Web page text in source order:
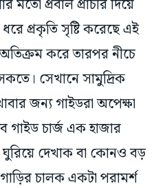
অতিক্রম করে তারপর নীচে
সেখানে সামুদ্রিক
জন্য গাইডরা অপেক্ষা
গাইড চার্জ এক হাজার
দেখাক বা কোনও বড়
চালক একটা পরামর্শ
যেখানে দেখবেন, গাইড